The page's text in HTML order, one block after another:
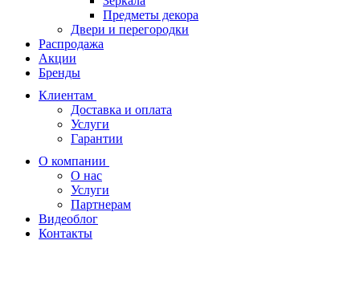
Предметы декора
Двери и перегородки
Распродажа
Акции
Бренды
Клиентам
Доставка и оплата
Услуги
Гарантии
О компании
О нас
Услуги
Партнерам
Видеоблог
Контакты